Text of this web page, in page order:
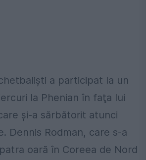
a participat la un
la Phenian în faţa lui
şi-a sărbătorit atunci
Dennis Rodman, care s-a
oară în Coreea de Nord